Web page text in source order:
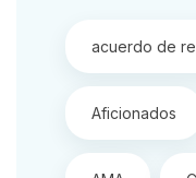
acuerdo de
Aficionados